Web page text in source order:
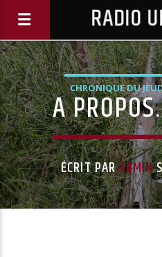
RADIO
CHRONIQUE DU
A
ÉCRIT PARADMIN